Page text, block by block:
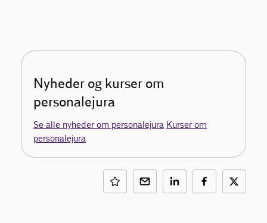
Nyheder og kurser om
personalejura
Se alle nyheder om personalejura Kurser om
personalejura